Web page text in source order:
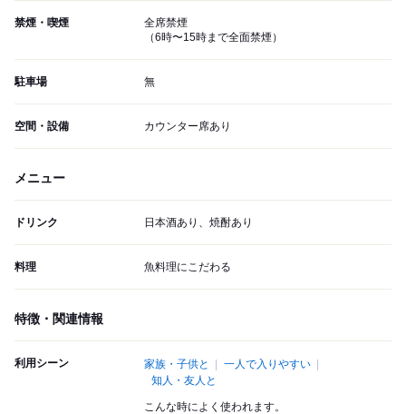
禁煙・喫煙
全席禁煙
（6時〜15時まで全面禁煙）
駐車場 無
空間・設備 カウンター席あり
メニュー
ドリンク 日本酒あり、焼酎あり
料理 魚料理にこだわる
特徴・関連情報
利用シーン 家族・子供と
一人で入りやすい
知人・友人と
こんな時によく使われます。